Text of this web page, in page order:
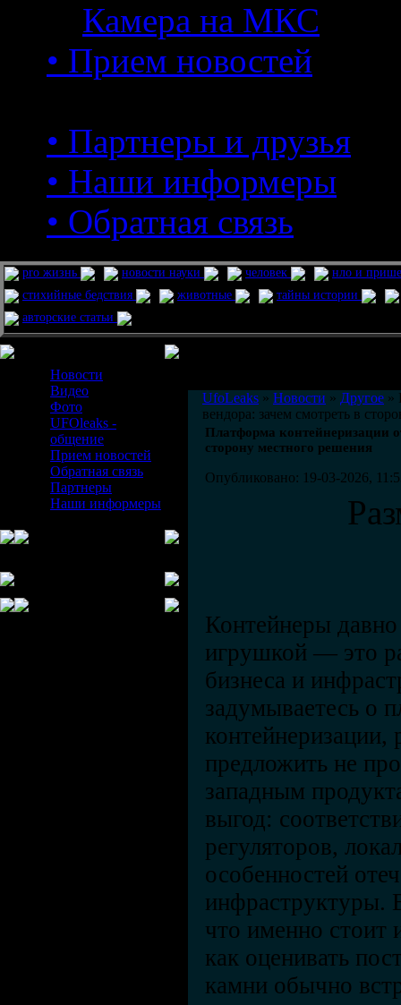
Камера на МКС
• Прием новостей
• Партнеры и друзья
• Наши информеры
• Обратная связь
pro жизнь новости науки человек
нло и
стихийные бедствия
животные
тайны истории
авторские статьи
Новости
Видео
Фото
UFOleaks -
общение
Прием новостей
Обратная связь
Партнеры
Наши информеры
UfoLeaks » Новости » Другое »
вендора: зачем смотреть в
Платформа контейнеризации
сторону местного решения
Опубликовано: 19-03-2026,
Контейнеры
игрушкой — это
бизнеса и
задумываетесь о
предложить не
западным
выгод:
регуляторов,
особенностей
инфраструктуры.
что именно стоит
как оценивать
камни обычно